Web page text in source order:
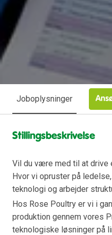
Joboplysninger
Stillingsbeskrivelse
Vil du være med til at drive
Hvor vi opruster på
teknologi og arbejder
Hos Rose Poultry er vi i
produktion gennem vores
teknologiske løsninger på